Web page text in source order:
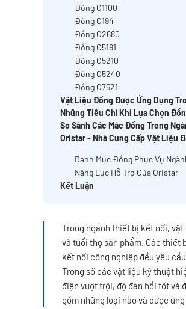
Đồng C1100
Đồng C194
Đồng C2680
Đồng C5191
Đồng C5210
Đồng C5240
Đồng C7521
Vật Liệu Đồng Được Ứng Dụng
Những Tiêu Chí Khi Lựa Chọn
So Sánh Các Mác Đồng Trong
Oristar - Nhà Cung Cấp Vật Liệu
Danh Mục Đồng Phục Vụ
Năng Lực Hỗ Trợ Của Oristar
Kết Luận
Trong ngành thiết bị kết nối,
và tuổi thọ sản phẩm. Các thiết
kết nối công nghiệp đều yêu
Trong số các vật liệu kỹ thuật
điện vượt trội, độ đàn hồi tốt và
gồm những loại nào và được